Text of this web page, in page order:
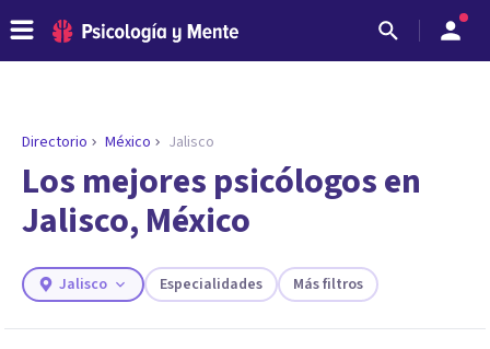
Directorio México Jalisco
Los mejores psicólogos en
Jalisco, México
Jalisco Especialidades Más filtros